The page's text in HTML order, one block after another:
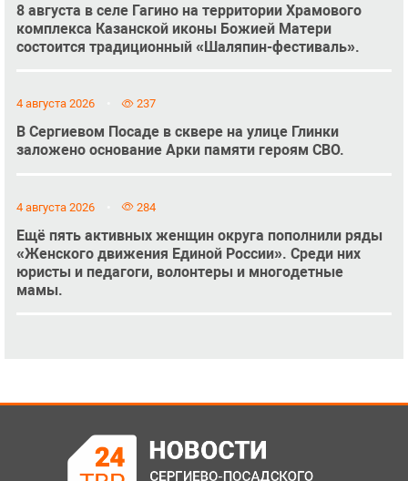
8 августа в селе Гагино на территории Храмового
комплекса Казанской иконы Божией Матери
состоится традиционный «Шаляпин-фестиваль».
4 августа 2026 237
В Сергиевом Посаде в сквере на улице Глинки
заложено основание Арки памяти героям СВО.
4 августа 2026 284
Ещё пять активных женщин округа пополнили ряды
«Женского движения Единой России». Среди них
юристы и педагоги, волонтеры и многодетные
мамы.